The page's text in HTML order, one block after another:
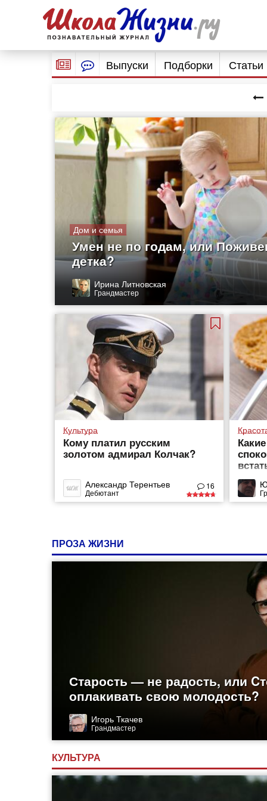
Выпуски Подборки Статьи
Дом и семья
Умен не по годам, или
детка?
Ирина Литновская
Грандмастер
Культура
Кому платил русским
золотом адмирал Колчак?
Александр Терентьев
Дебютант
16
ПРОЗА ЖИЗНИ
Старость — не радость, или
оплакивать свою молодость?
Игорь Ткачев
Грандмастер
КУЛЬТУРА